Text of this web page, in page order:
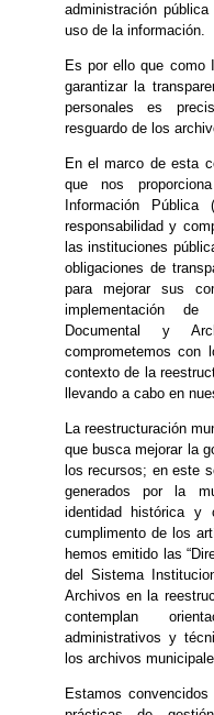
administración
uso de la información.
Es por ello que como
garantizar la
personales es
resguardo de los
En el marco de esta
que nos
Información
responsabilidad y
las instituciones
obligaciones de
para mejorar sus
implementación
Documental y
comprometemos con
contexto de la
llevando a cabo en
La reestructuración
que busca mejorar la
los recursos; en este
generados por la
identidad histórica y
cumplimento de los
hemos emitido las
del Sistema
Archivos en la
contemplan
administrativos y
los archivos
Estamos